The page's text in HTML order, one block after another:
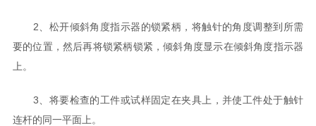
2、松开倾斜角度指示器的锁紧柄，将触针的角度调整到所需
要的位置，然后再将锁紧柄锁紧，倾斜角度显示在倾斜角度指示器
上。
3、将要检查的工件或试样固定在夹具上，并使工件处于触针
连杆的同一平面上。